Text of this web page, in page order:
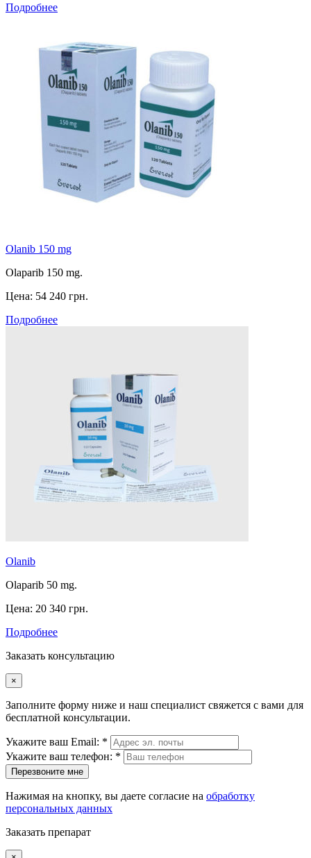
Подробнее
Olanib 150 mg
Olaparib 150 mg.
Цена: 54 240 грн.
Подробнее
Olanib
Olaparib 50 mg.
Цена: 20 340 грн.
Подробнее
Заказать консультацию
×
Заполните форму ниже и наш специалист свяжется с вами для
бесплатной консультации.
Укажите ваш Email: *
Укажите ваш телефон: *
Перезвоните мне
Нажимая на кнопку, вы даете согласие на обработку
персональных данных
Заказать препарат